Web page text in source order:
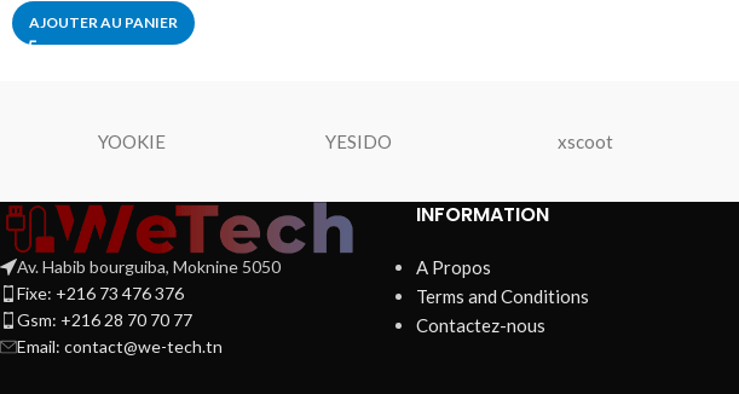
AJOUTER AU PANIER
YOOKIE YESIDO xscoot
Av. Habib bourguiba, Moknine 5050
Fixe: +216 73 476 376
Gsm: +216 28 70 70 77
Email: contact@we-tech.tn
INFORMATION
A Propos
Terms and Conditions
Contactez-nous